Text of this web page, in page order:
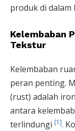
produk di dalam
Kelembaban
Tekstur
Kelembaban
peran penting.
(rust) adalah
antara
terlindungi [1].